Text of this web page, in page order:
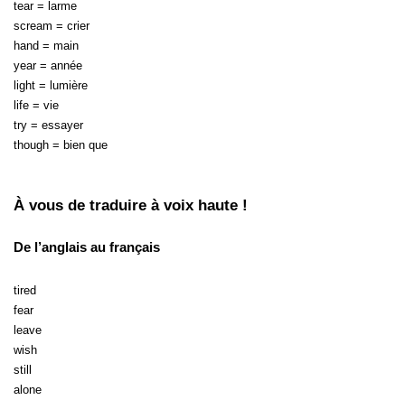
tear = larme
scream = crier
hand = main
year = année
light = lumière
life = vie
try = essayer
though = bien que
À vous de traduire à voix haute !
De l’anglais au français
tired
fear
leave
wish
still
alone